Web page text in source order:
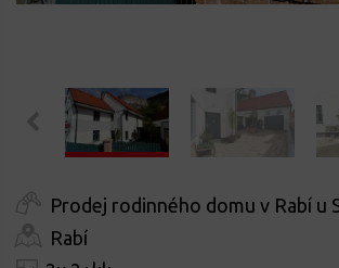
Prodej rodinného domu v Rabí u
Rabí